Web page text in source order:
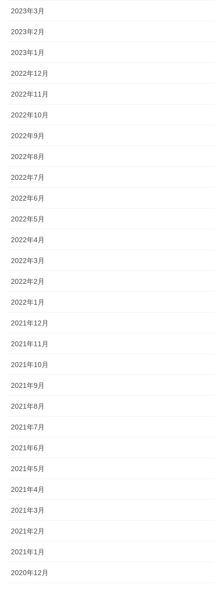
2023年3月
2023年2月
2023年1月
2022年12月
2022年11月
2022年10月
2022年9月
2022年8月
2022年7月
2022年6月
2022年5月
2022年4月
2022年3月
2022年2月
2022年1月
2021年12月
2021年11月
2021年10月
2021年9月
2021年8月
2021年7月
2021年6月
2021年5月
2021年4月
2021年3月
2021年2月
2021年1月
2020年12月